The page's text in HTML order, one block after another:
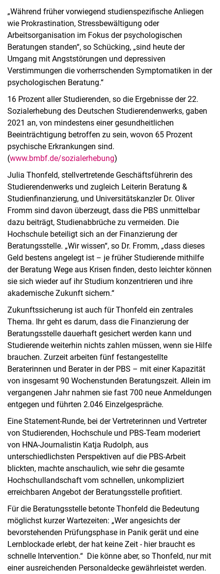
„Während früher vorwiegend studienspezifische Anliegen
wie Prokrastination, Stressbewältigung oder
Arbeitsorganisation im Fokus der psychologischen
Beratungen standen“, so Schücking, „sind heute der
Umgang mit Angststörungen und depressiven
Verstimmungen die vorherrschenden Symptomatiken in der
psychologischen Beratung.“
16 Prozent aller Studierenden, so die Ergebnisse der 22.
Sozialerhebung des Deutschen Studierendenwerks, gaben
2021 an, von mindestens einer gesundheitlichen
Beeinträchtigung betroffen zu sein, wovon 65 Prozent
psychische Erkrankungen sind.
(www.bmbf.de/sozialerhebung)
Julia Thonfeld, stellvertretende Geschäftsführerin des
Studierendenwerks und zugleich Leiterin Beratung &
Studienfinanzierung, und Universitätskanzler Dr. Oliver
Fromm sind davon überzeugt, dass die PBS unmittelbar
dazu beiträgt, Studienabbrüche zu vermeiden. Die
Hochschule beteiligt sich an der Finanzierung der
Beratungsstelle. „Wir wissen“, so Dr. Fromm, „dass dieses
Geld bestens angelegt ist – je früher Studierende mithilfe
der Beratung Wege aus Krisen finden, desto leichter können
sie sich wieder auf ihr Studium konzentrieren und ihre
akademische Zukunft sichern.“
Zukunftssicherung ist auch für Thonfeld ein zentrales
Thema. Ihr geht es darum, dass die Finanzierung der
Beratungsstelle dauerhaft gesichert werden kann und
Studierende weiterhin nichts zahlen müssen, wenn sie Hilfe
brauchen. Zurzeit arbeiten fünf festangestellte
Beraterinnen und Berater in der PBS – mit einer Kapazität
von insgesamt 90 Wochenstunden Beratungszeit. Allein im
vergangenen Jahr nahmen sie fast 700 neue Anmeldungen
entgegen und führten 2.046 Einzelgespräche.
Eine Statement-Runde, bei der Vertreterinnen und Vertreter
von Studierenden, Hochschule und PBS-Team moderiert
von HNA-Journalistin Katja Rudolph, aus
unterschiedlichsten Perspektiven auf die PBS-Arbeit
blickten, machte anschaulich, wie sehr die gesamte
Hochschullandschaft vom schnellen, unkompliziert
erreichbaren Angebot der Beratungsstelle profitiert.
Für die Beratungsstelle betonte Thonfeld die Bedeutung
möglichst kurzer Wartezeiten: „Wer angesichts der
bevorstehenden Prüfungsphase in Panik gerät und eine
Lernblockade erlebt, der hat keine Zeit - hier braucht es
schnelle Intervention.“ Die könne aber, so Thonfeld, nur mit
einer ausreichenden Personaldecke gewährleistet werden.